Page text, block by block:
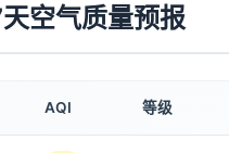
空气质量预报
AQI 等级